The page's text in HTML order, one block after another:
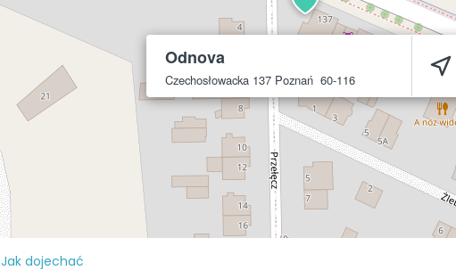
Odnova
Czechosłowacka 137 Poznań 60-116
Jak dojechać